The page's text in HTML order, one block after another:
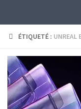
ÉTIQUETÉ : UNREAL